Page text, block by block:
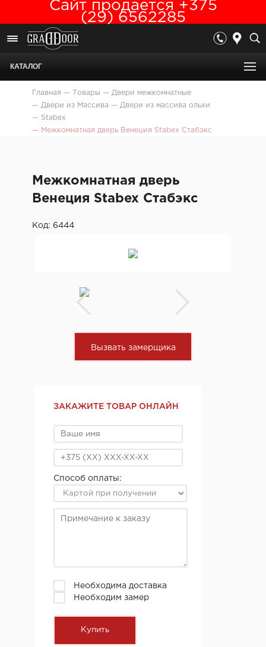
Сайт продается +375
(29) 6562285
КАТАЛОГ
Главная — Товары — Двери межкомнатные
— Двери из Массива — Двери из массива ольхи
— Stabex
—
Межкомнатная дверь Венеция Stabex Стабэкс
Межкомнатная дверь
Венеция Stabex Стабэкс
Код: 6444
Вызвать замерщика
ЗАКАЖИТЕ ТОВАР ОНЛАЙН
Способ оплаты:
Необходима доставка
Необходим замер